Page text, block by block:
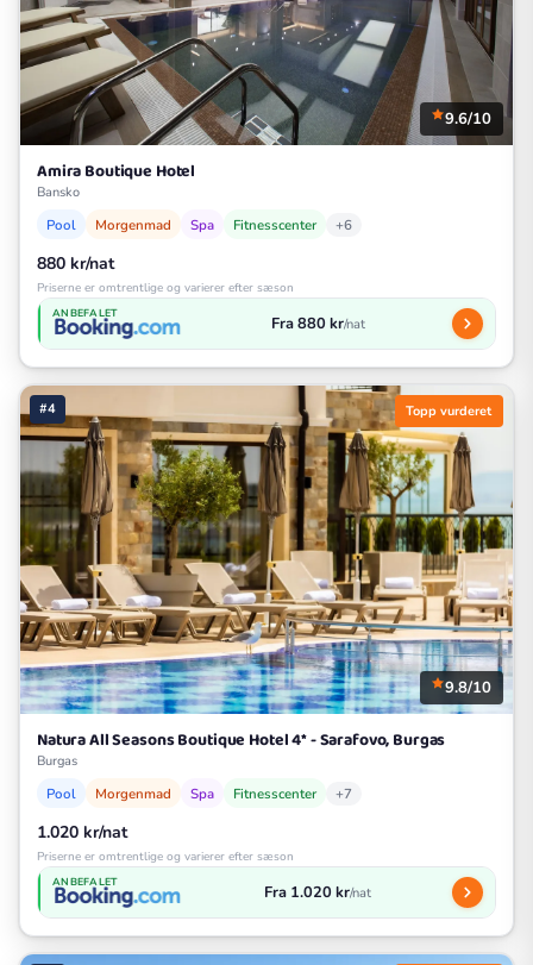
9.6/10
Amira Boutique Hotel
Bansko
Pool Morgenmad Spa Fitnesscenter +6
880 kr/nat
Priserne er omtrentlige og varierer efter sæson
ANBEFALET Fra 880 kr/nat
#4 Topp vurderet
9.8/10
Natura All Seasons Boutique Hotel 4* - Sarafovo, Burgas
Burgas
Pool Morgenmad Spa Fitnesscenter +7
1.020 kr/nat
Priserne er omtrentlige og varierer efter sæson
ANBEFALET Fra 1.020 kr/nat